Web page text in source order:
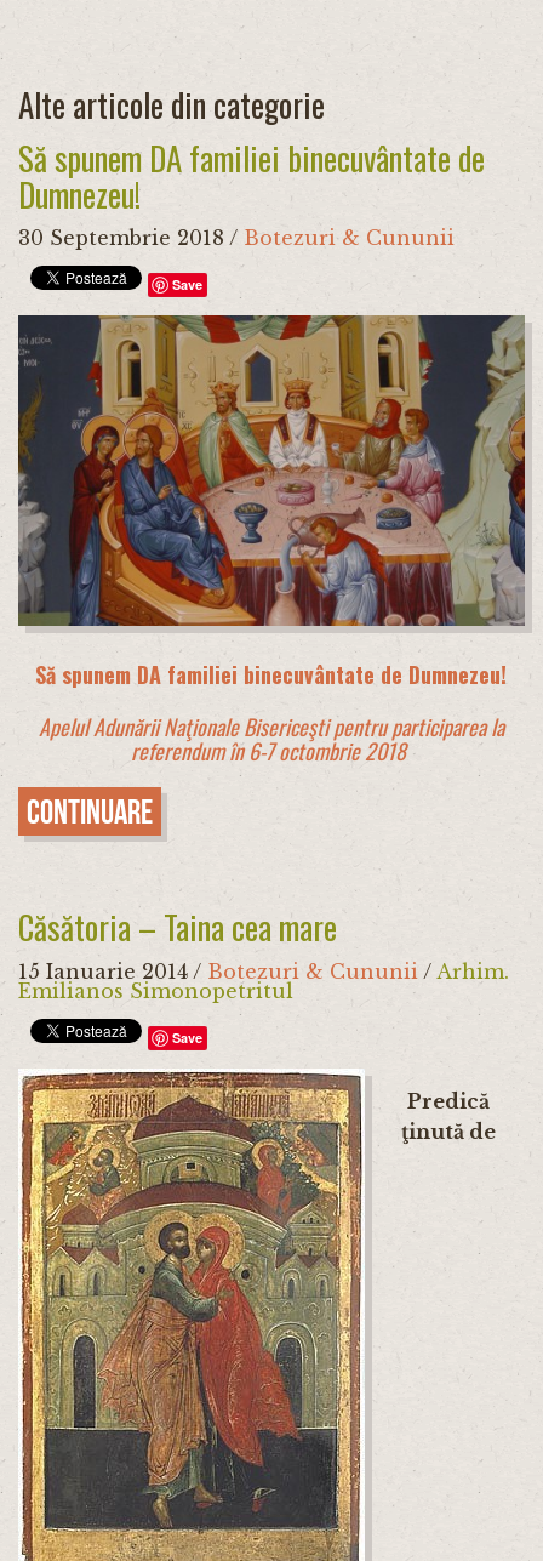
Alte articole din categorie
Să spunem DA familiei binecuvântate de
Dumnezeu!
30 Septembrie 2018 / Botezuri & Cununii
Save
Să spunem DA familiei binecuvântate de Dumnezeu!
Apelul Adunării Naţionale Bisericeşti pentru participarea la
referendum în 6-7 octombrie 2018
Continuare
Căsătoria – Taina cea mare
15 Ianuarie 2014 / Botezuri & Cununii / Arhim.
Emilianos Simonopetritul
Save
Predică
ţinută de